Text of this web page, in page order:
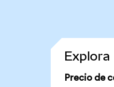
Precio de